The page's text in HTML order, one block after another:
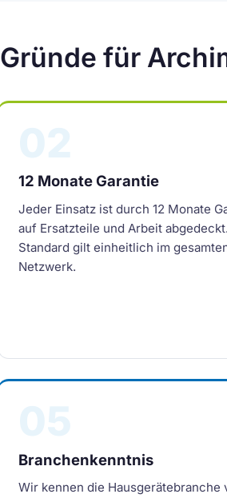
Gründe für
12 Monate Garantie
Jeder Einsatz ist durch 12 Monate
auf Ersatzteile und Arbeit
Standard gilt einheitlich im
Netzwerk.
Branchenkenntnis
Wir kennen die Hausgerätebranche